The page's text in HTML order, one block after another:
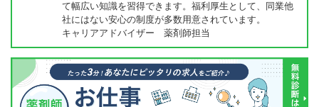
て幅広い知識を習得できます。福利厚生として、同業他
社にはない安心の制度が多数用意されています。
キャリアアドバイザー 薬剤師担当